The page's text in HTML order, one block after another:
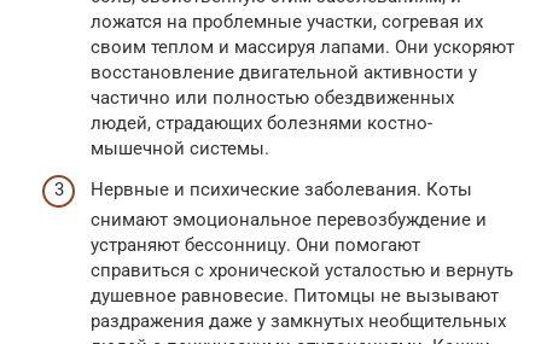
ложатся на проблемные участки, согревая их
своим теплом и массируя лапами. Они ускоряют
восстановление двигательной активности у
частично или полностью обездвиженных
людей, страдающих болезнями костно-
мышечной системы.
Нервные и психические заболевания. Коты
снимают эмоциональное перевозбуждение и
устраняют бессонницу. Они помогают
справиться с хронической усталостью и вернуть
душевное равновесие. Питомцы не вызывают
раздражения даже у замкнутых необщительных